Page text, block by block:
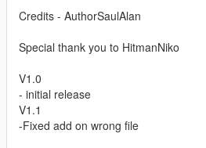
Credits - AuthorSaulAlan
Special thank you to HitmanNiko
V1.0
- initial release
V1.1
-Fixed add on wrong file